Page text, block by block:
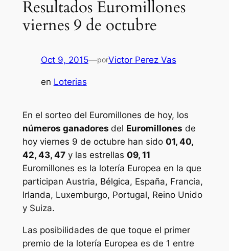
Resultados Euromillones
viernes 9 de octubre
Oct 9, 2015—porVictor Perez Vas
en Loterias
En el sorteo del Euromillones de hoy, los
números ganadores del Euromillones de
hoy viernes 9 de octubre han sido 01, 40,
42, 43, 47y las estrellas 09, 11
Euromillones es la lotería Europea en la que
participan Austria, Bélgica, España, Francia,
Irlanda, Luxemburgo, Portugal, Reino Unido
y Suiza.
Las posibilidades de que toque el primer
premio de la lotería Europea es de 1 entre